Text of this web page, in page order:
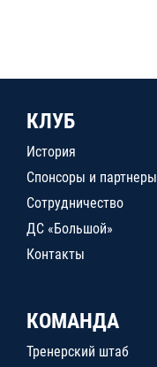
КЛУБ
История
Спонсоры и партнеры
Сотрудничество
ДС «Большой»
Контакты
КОМАНДА
Тренерский штаб